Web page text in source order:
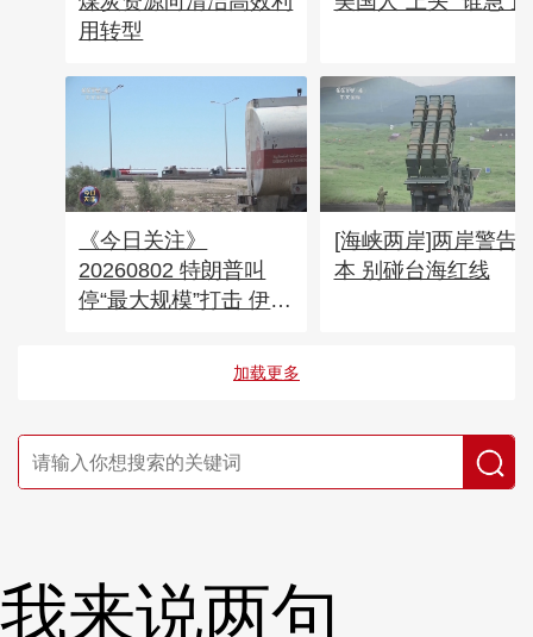
用转型
《今日关注》
20260802 特朗普叫
停“最大规模”打击 伊朗
[海峡两岸]两岸警告
本 别碰台海红线
加载更多
我来说两句